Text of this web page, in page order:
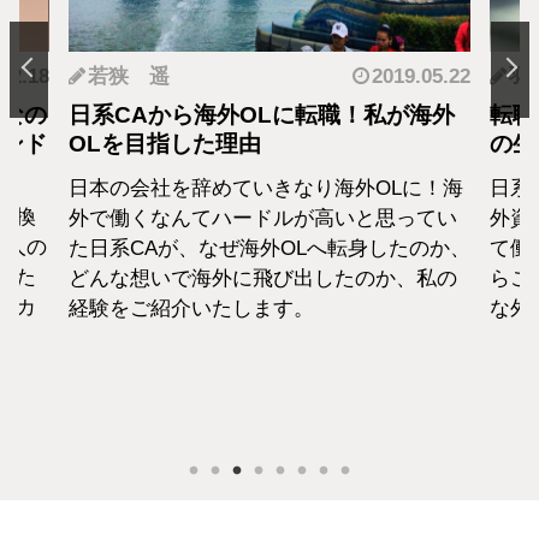
の
ド
換
人の
た
カ
若狭 遥 2019.05.22
日系CAから海外OLに転職！私が海外
OLを目指した理由
日本の会社を辞めていきなり海外OLに！海
外で働くなんてハードルが高いと思ってい
た日系CAが、なぜ海外OLへ転身したのか、
どんな想いで海外に飛び出したのか、私の
経験をご紹介いたします。
羽
転
の
日
外資
て働
らこ
な外